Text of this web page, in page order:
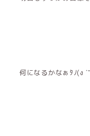
何になるかなぁﾀﾉ(ง